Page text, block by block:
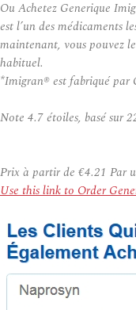
Ou Achetez Generique
est l’un des médicaments
maintenant, vous pouvez
habituel.
*Imigran® est fabriqué par
Note 4.7étoiles, basé sur
Prix à partir de €4.21 Par
Use this link to Order